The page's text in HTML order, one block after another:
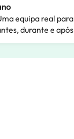
equipa real
durante e